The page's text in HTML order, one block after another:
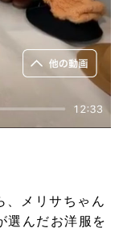
、メリサちゃん
選んだお洋服を